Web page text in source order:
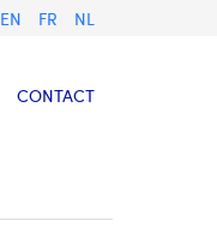
EN FR NL
CONTACT